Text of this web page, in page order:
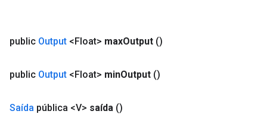
public Output <Float> maxOutput ()
public Output <Float> minOutput ()
Saída pública <V> saída ()